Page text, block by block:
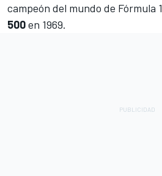
campeón del mundo de Fórmula 1
500en 1969.